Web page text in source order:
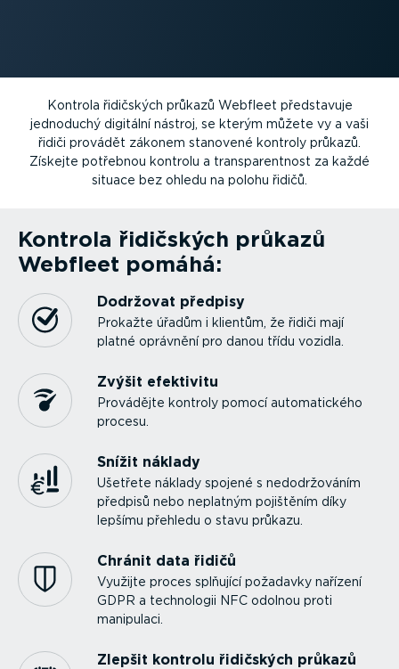
Kontrola řidičských průkazů Webfleet představuje
jednoduchý digitální nástroj, se kterým můžete vy a vaši
řidiči provádět zákonem stanovené kontroly průkazů.
Získejte potřebnou kontrolu a transpa­rentnost za každé
situace bez ohledu na polohu řidičů.
Kontrola řidičských průkazů
Webfleet pomáhá:
Dodržovat předpisy
Prokažte úřadům i klientům, že řidiči mají
platné oprávnění pro danou třídu vozidla.
Zvýšit efektivitu
Provádějte kontroly pomocí automa­tického
procesu.
Snížit náklady
Ušetřete náklady spojené s nedodr­žo­váním
předpisů nebo neplatným pojištěním díky
lepšímu přehledu o stavu průkazu.
Chránit data řidičů
Využijte proces splňující požadavky nařízení
GDPR a technologii NFC odolnou proti
manipulaci.
Zlepšit kontrolu řidičských průkazů